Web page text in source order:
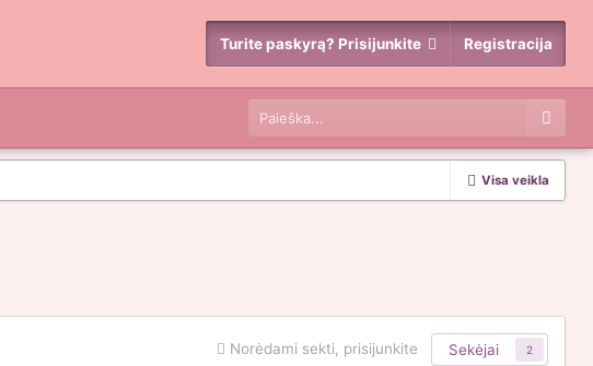
Turite paskyrą? Prisijunkite Registracija
Visa veikla
Norėdami sekti, prisijunkite Sekėjai 2